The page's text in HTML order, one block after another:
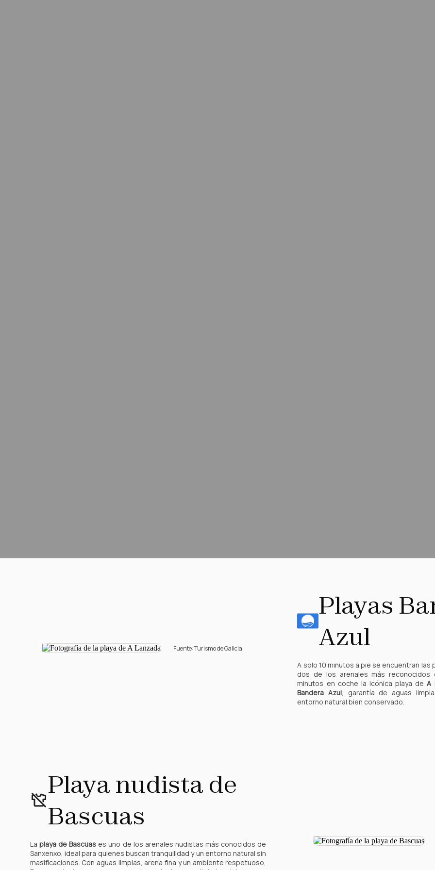
Fuente: Turismo de Galicia
Playas
Azul
A solo 10 minutos a pie se encuentran las
dos de los arenales más reconocidos
minutos en coche la icónica playa deA
Bandera Azul, garantía de aguas
entorno natural bien conservado.
Playa nudista de
Bascuas
La playa de Bascuas es uno de los arenales nudistas más conocidos de
Sanxenxo, ideal para quienes buscan tranquilidad y un entorno natural sin
masificaciones. Con aguas limpias, arena fina y un ambiente respetuoso,